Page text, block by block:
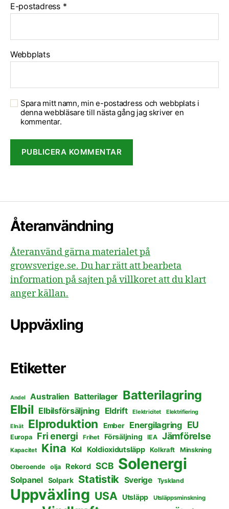
E-postadress *
Webbplats
Spara mitt namn, min e-postadress och webbplats i
denna webbläsare till nästa gång jag skriver en
kommentar.
Återanvändning
Återanvänd gärna materialet på
growsverige.se. Du har rätt att bearbeta
information på sajten på villkoret att du klart
anger källan.
Uppväxling
Etiketter
Andel Australien Batterilager Batterilagring
Elbil Elbilsförsäljning Eldrift Elektricitet Elektrifiering
Elnät Elproduktion Ember Energilagring EU
Europa Fri energi Frihet Försäljning IEA Jämförelse
Kapacitet Kina Kol Koldioxidutsläpp Kolkraft Minskning
Oberoende olja Rekord SCB Solenergi
Solpanel Solpark Statistik Sverige Tyskland
Uppväxling USA Utsläpp Utsläppsminskning